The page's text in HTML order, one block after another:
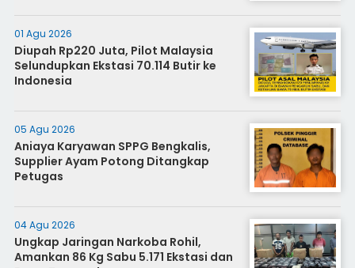
01 Agu 2026
Diupah Rp220 Juta, Pilot Malaysia
Selundupkan Ekstasi 70.114 Butir ke
Indonesia
05 Agu 2026
Aniaya Karyawan SPPG Bengkalis,
Supplier Ayam Potong Ditangkap
Petugas
04 Agu 2026
Ungkap Jaringan Narkoba Rohil,
Amankan 86 Kg Sabu 5.171 Ekstasi dan